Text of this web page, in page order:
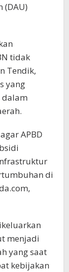
(DAU)
tidak
Tendik,
yang
dalam
APBD
di
menjadi
yang saat
kebijakan